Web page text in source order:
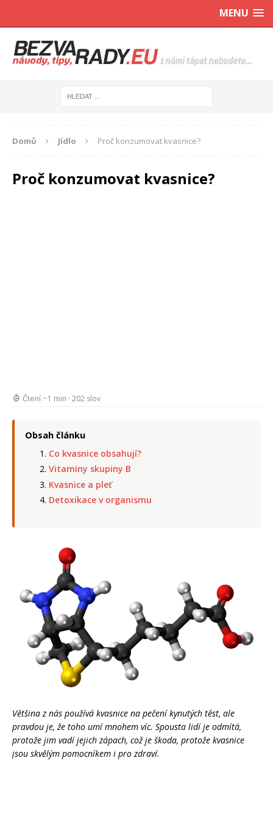
MENU
Domů Jídlo Proč konzumovat kvasnice?
Proč konzumovat kvasnice?
Čtení ~1 min · 202 slov
Obsah článku
Co kvasnice obsahují?
Vitaminy skupiny B
Kvasnice a pleť
Detoxikace v organismu
Většina z nás používá kvasnice na pečení kynutých těst, ale
pravdou je, že toho umí mnohem víc. Spousta lidí je odmítá,
protože jim vadí jejich zápach, což je škoda, protože kvasnice
jsou skvělým pomocníkem i pro zdraví.